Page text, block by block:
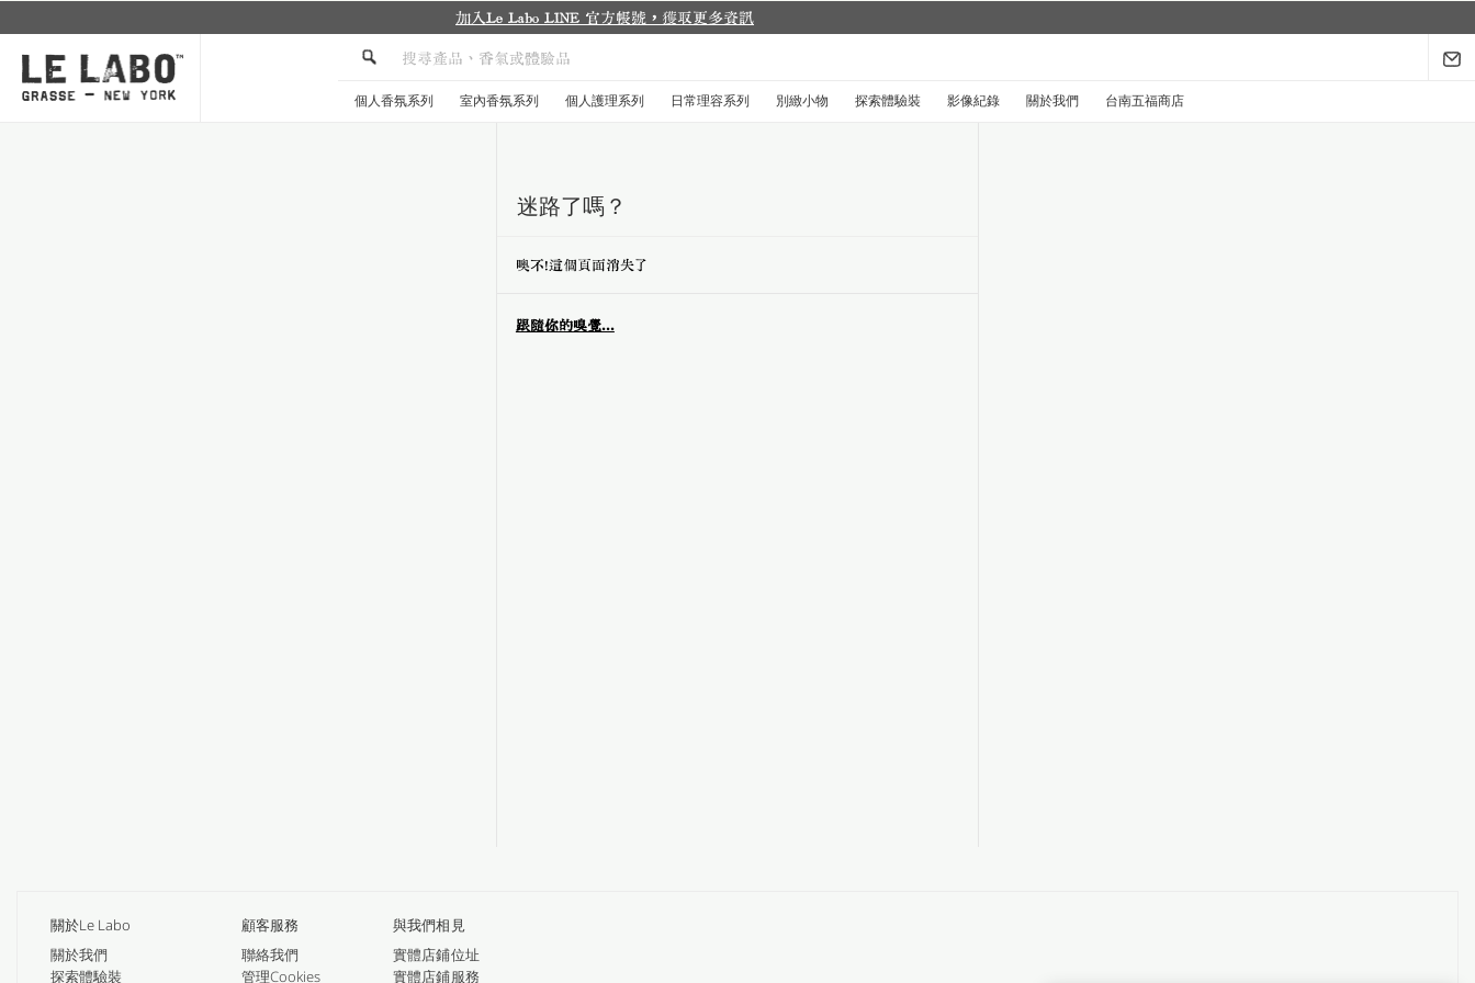
個人香氛系列 室內香氛系列 個人護理系列 日常理容系列 別緻小物 探索體驗裝 影像紀錄 關於我們 台南五福商店
迷路了嗎？
噢不！這個頁面消失了
跟隨你的嗅覺...
關於Le Labo
關於我們
探索體驗裝
顧客服務
聯絡我們
管理Cookies
與我們相見
實體店鋪位址
實體店鋪服務